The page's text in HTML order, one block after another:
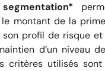
montant de la
profil de risque et
d’un niveau
critères utilisés